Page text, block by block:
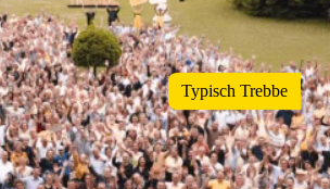
Typisch Trebbe